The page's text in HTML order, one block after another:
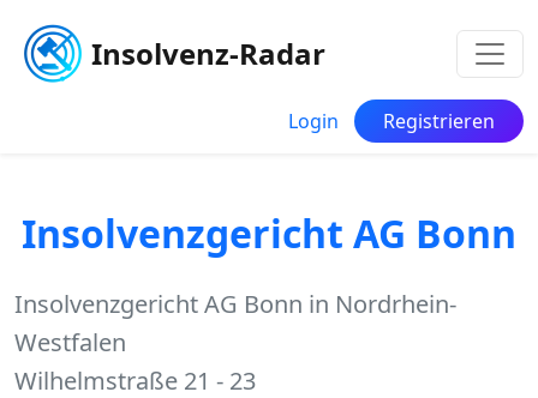
Insolvenz-Radar
Login Registrieren
Insolvenzgericht AG Bonn
Insolvenzgericht AG Bonn in Nordrhein-
Westfalen
Wilhelmstraße 21 - 23